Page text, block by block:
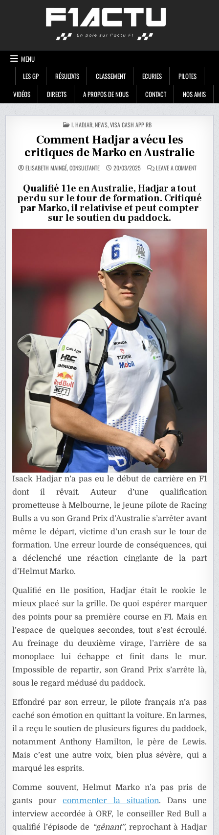
MENU
LES GP
RÉSULTATS CLASSEMENT ECURIES
PILOTES
VIDÉOS
DIRECTS A PROPOS DE NOUS CONTACT NOS AMIS
POSTED
IN
I. HADJAR,NEWS,VISA CASH APP RB
Comment Hadjar a vécu les
critiques de Marko en Australie
ELISABETH MAINGÉ, CONSULTANTE 20/03/2025 LEAVE A COMMENTON
COMMENT
A
VÉCU
LES
CRITIQUES
DE
Qualifié 11e en Australie, Hadjar a tout
perdu sur le tour de formation. Critiqué
par Marko, il relativise et peut compter
sur le soutien du paddock.
Isack Hadjar n’a pas eu le début de carrière en F1
dont il rêvait. Auteur d’une qualification
prometteuse à Melbourne, le jeune pilote de Racing
Bulls a vu son Grand Prix d’Australie s’arrêter avant
même le départ, victime d’un crash sur le tour de
formation. Une erreur lourde de conséquences, qui
a déclenché une réaction cinglante de la part
d’Helmut Marko.
Qualifié en 11e position, Hadjar était le rookie le
mieux placé sur la grille. De quoi espérer marquer
des points pour sa première course en F1. Mais en
l’espace de quelques secondes, tout s’est écroulé.
Au freinage du deuxième virage, l’arrière de sa
monoplace lui échappe et finit dans le mur.
Impossible de repartir, son Grand Prix s’arrête là,
sous le regard médusé du paddock.
Effondré par son erreur, le pilote français n’a pas
caché son émotion en quittant la voiture. En larmes,
il a reçu le soutien de plusieurs figures du paddock,
notamment Anthony Hamilton, le père de Lewis.
Mais c’est une autre voix, bien plus sévère, qui a
marqué les esprits.
Comme souvent, Helmut Marko n’a pas pris de
gants pourcommenter la situation. Dans une
interview accordée à ORF, le conseiller Red Bull a
qualifié l’épisode de “gênant”, reprochant à Hadjar